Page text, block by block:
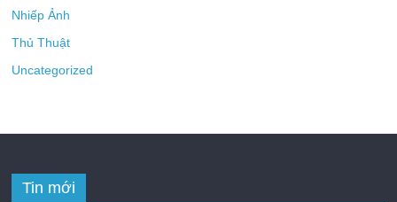
Nhiếp Ảnh
Thủ Thuật
Uncategorized
Tin mới